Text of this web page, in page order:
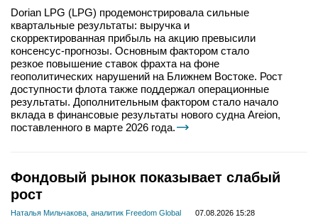
Dorian LPG (LPG) продемонстрировала сильные
квартальные результаты: выручка и
скорректированная прибыль на акцию превысили
консенсус-прогнозы. Основным фактором стало
резкое повышение ставок фрахта на фоне
геополитических нарушений на Ближнем Востоке. Рост
доступности флота также поддержал операционные
результаты. Дополнительным фактором стало начало
вклада в финансовые результаты нового судна Areion,
поставленного в марте 2026 года.
Фондовый рынок показывает слабый
рост
Наталья Мильчакова, аналитик Freedom Global
07.08.2026 15:28